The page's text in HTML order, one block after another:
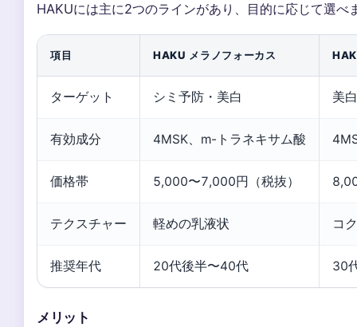
HAKUには主に2つのラインがあり、目的に応じて選べ
項目 HAKU メラノフォーカス
ターゲット シミ予防・美白 美
有効成分 4MSK、m-トラネキサム酸
価格帯 5,000〜7,000円（税抜）
テクスチャー 軽めの乳液状 コ
推奨年代 20代後半〜40代 30
メリット